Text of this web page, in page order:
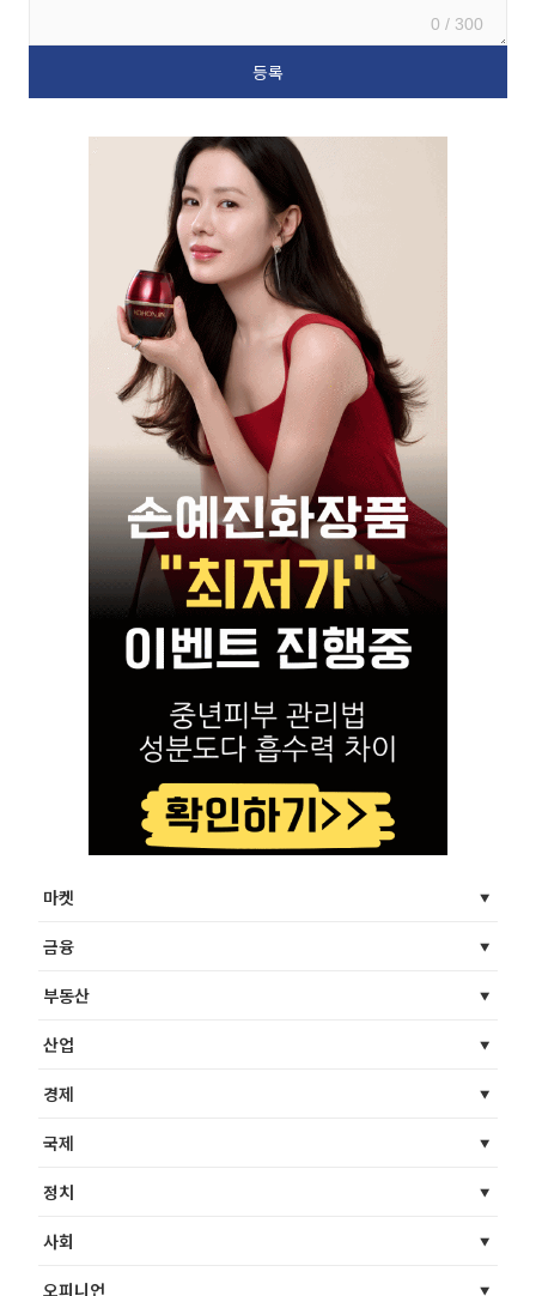
0 / 300
마켓
금융
부동산
산업
경제
국제
정치
사회
오피니언